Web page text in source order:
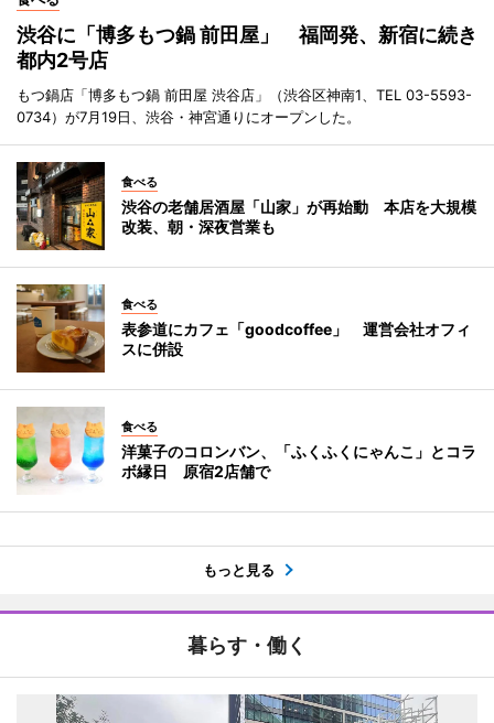
渋谷に「博多もつ鍋 前田屋」 福岡発、新宿に続き
都内2号店
もつ鍋店「博多もつ鍋 前田屋 渋谷店」（渋谷区神南1、TEL 03-5593-
0734）が7月19日、渋谷・神宮通りにオープンした。
食べる
渋谷の老舗居酒屋「山家」が再始動 本店を大規模
改装、朝・深夜営業も
食べる
表参道にカフェ「goodcoffee」 運営会社オフィ
スに併設
食べる
洋菓子のコロンバン、「ふくふくにゃんこ」とコラ
ボ縁日 原宿2店舗で
もっと見る
暮らす・働く